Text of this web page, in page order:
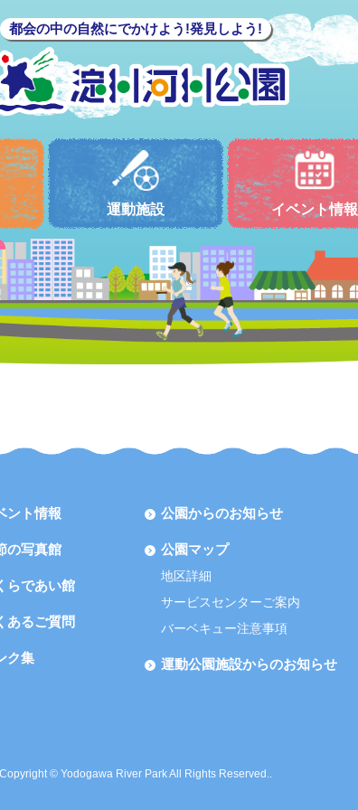
都会の中の自然にでかけよう!発見しよう!
運動施設 イベント情報
ント情報
の写真館
らであい館
あるご質問
ク集
公園からのお知らせ
公園マップ
地区詳細
サービスセンターご案内
バーベキュー注意事項
運動公園施設からのお知らせ
Copyright © Yodogawa River Park All Rights Reserved..